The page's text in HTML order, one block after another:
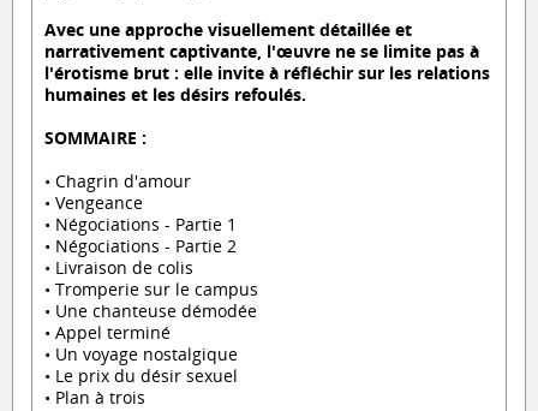
Avec une approche visuellement détaillée et
narrativement captivante, l'œuvre ne se limite pas à
l'érotisme brut : elle invite à réfléchir sur les relations
humaines et les désirs refoulés.
SOMMAIRE :
• Chagrin d'amour
• Vengeance
• Négociations - Partie 1
• Négociations - Partie 2
• Livraison de colis
• Tromperie sur le campus
• Une chanteuse démodée
• Appel terminé
• Un voyage nostalgique
• Le prix du désir sexuel
• Plan à trois